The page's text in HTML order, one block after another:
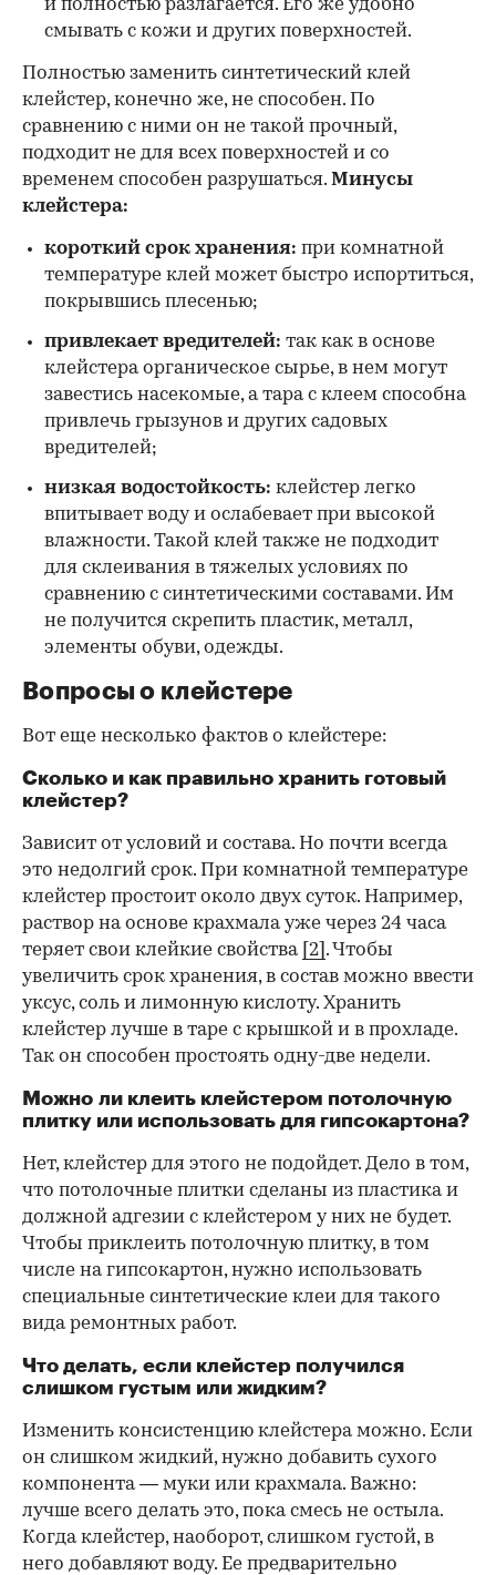
и полностью разлагается. Его же удобно
смывать с кожи и других поверхностей.
Полностью заменить синтетический клей
клейстер, конечно же, не способен. По
сравнению с ними он не такой прочный,
подходит не для всех поверхностей и со
временем способен разрушаться. Минусы
клейстера:
короткий срок хранения: при комнатной
температуре клей может быстро испортиться,
покрывшись плесенью;
привлекает вредителей: так как в основе
клейстера органическое сырье, в нем могут
завестись насекомые, а тара с клеем способна
привлечь грызунов и других садовых
вредителей;
низкая водостойкость: клейстер легко
впитывает воду и ослабевает при высокой
влажности. Такой клей также не подходит
для склеивания в тяжелых условиях по
сравнению с синтетическими составами. Им
не получится скрепить пластик, металл,
элементы обуви, одежды.
Вопросы о клейстере
Вот еще несколько фактов о клейстере:
Сколько и как правильно хранить готовый
клейстер?
Зависит от условий и состава. Но почти всегда
это недолгий срок. При комнатной температуре
клейстер простоит около двух суток. Например,
раствор на основе крахмала уже через 24 часа
теряет свои клейкие свойства [2] . Чтобы
увеличить срок хранения, в состав можно ввести
уксус, соль и лимонную кислоту. Хранить
клейстер лучше в таре с крышкой и в прохладе.
Так он способен простоять одну-две недели.
Можно ли клеить клейстером потолочную
плитку или использовать для гипсокартона?
Нет, клейстер для этого не подойдет. Дело в том,
что потолочные плитки сделаны из пластика и
должной адгезии с клейстером у них не будет.
Чтобы приклеить потолочную плитку, в том
числе на гипсокартон, нужно использовать
специальные синтетические клеи для такого
вида ремонтных работ.
Что делать, если клейстер получился
слишком густым или жидким?
Изменить консистенцию клейстера можно. Если
он слишком жидкий, нужно добавить сухого
компонента — муки или крахмала. Важно:
лучше всего делать это, пока смесь не остыла.
Когда клейстер, наоборот, слишком густой, в
него добавляют воду. Ее предварительно